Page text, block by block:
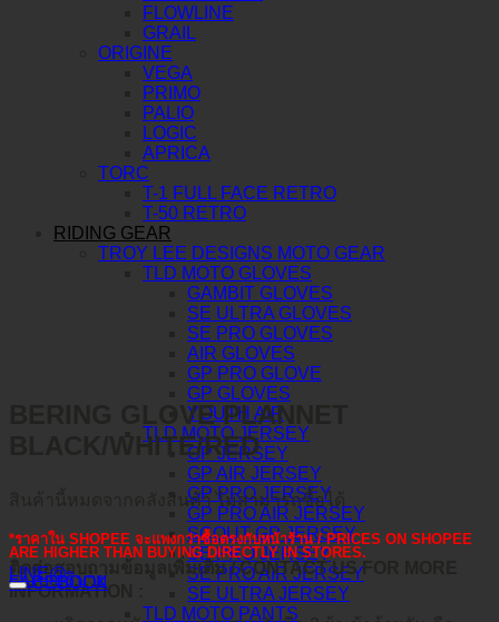
FLOWLINE
GRAIL
ORIGINE
VEGA
PRIMO
PALIO
LOGIC
APRICA
TORC
T-1 FULL FACE RETRO
T-50 RETRO
RIDING GEAR
TROY LEE DESIGNS MOTO GEAR
TLD MOTO GLOVES
GAMBIT GLOVES
SE ULTRA GLOVES
SE PRO GLOVES
AIR GLOVES
GP PRO GLOVE
GP GLOVES
YOUTH AIR
TLD MOTO JERSEY
GP JERSEY
GP AIR JERSEY
GP PRO JERSEY
GP PRO AIR JERSEY
SCOUT GP JERSEY
SE PRO JERSEY
SE PRO AIR JERSEY
SE ULTRA JERSEY
TLD MOTO PANTS
BERING GLOVE PLANNET
BLACK/WHITE/RED
สินค้านี้หมดจากคลังสินค้า ไม่สามารถซื้อได้
*ราคาใน SHOPEE จะแพงกว่าซื้อตรงกับหน้าร้าน / PRICES ON SHOPEE
ARE HIGHER THAN BUYING DIRECTLY IN STORES.
ติดต่อสอบถามข้อมูลเพิ่มเติม / CONTACT US FOR MORE
INFORMATION :
LINE@
FACEBOOK
คำอธิบาย